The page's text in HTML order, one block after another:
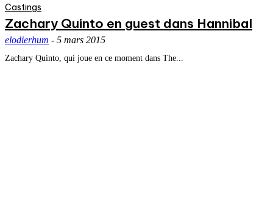
Castings
Zachary Quinto en guest dans Hannibal
elodierhum - 5 mars 2015
Zachary Quinto, qui joue en ce moment dans The...